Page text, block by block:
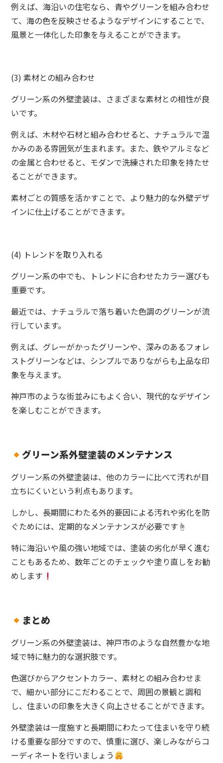
例えば、海沿いの住宅なら、青やグリーンを組み合わせ
て、海の色を反映させるようなデザインにすることで、
風景と一体化した印象を与えることができます。
(3) 素材との組み合わせ
グリーン系の外壁塗装は、さまざまな素材との相性が良
いです。
例えば、木材や石材と組み合わせると、ナチュラルで温
かみのある雰囲気が生まれます。また、鉄やアルミなど
の金属と合わせると、モダンで洗練された印象を持たせ
ることができます。
素材ごとの質感を活かすことで、より魅力的な外壁デザ
インに仕上げることができます。
(4) トレンドを取り入れる
グリーン系の中でも、トレンドに合わせたカラー選びも
重要です。
最近では、ナチュラルで落ち着いた色調のグリーンが流
行しています。
例えば、グレーがかったグリーンや、深みのあるフォレ
ストグリーンなどは、シンプルでありながらも上品な印
象を与えます。
神戸市のような街並みにもよく合い、現代的なデザイン
を楽しむことができます。
グリーン系外壁塗装のメンテナンス
グリーン系の外壁塗装は、他のカラーに比べて汚れが目
立ちにくいという利点もあります。
しかし、長期間にわたる外的要因による汚れや劣化を防
ぐためには、定期的なメンテナンスが必要です☝️
特に海沿いや風の強い地域では、塗装の劣化が早く進む
こともあるため、数年ごとのチェックや塗り直しをお勧
めします
まとめ
グリーン系の外壁塗装は、神戸市のような自然豊かな地
域で特に魅力的な選択肢です。
色選びからアクセントカラー、素材との組み合わせま
で、細かい部分にこだわることで、周囲の景観と調和
し、住まいの印象を大きく向上させることができます。
外壁塗装は一度施すと長期間にわたって住まいを守り続
ける重要な部分ですので、慎重に選び、楽しみながらコ
ーディネートを行いましょう